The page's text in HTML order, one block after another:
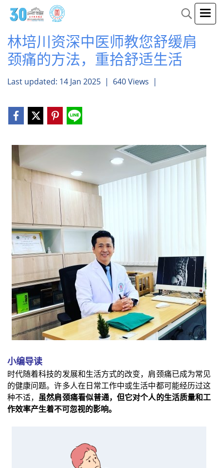
林培川资深中医师教您舒缓肩
颈痛的方法，重拾舒适生活
Last updated: 14 Jan 2025 | 640 Views |
小编导读
时代随着科技的发展和生活方式的改变，肩颈痛已成为常见
的健康问题。许多人在日常工作中或生活中都可能经历过这
种不适， 虽然肩颈痛看似普通，但它对个人的生活质量和工
作效率产生着不可忽视的影响。